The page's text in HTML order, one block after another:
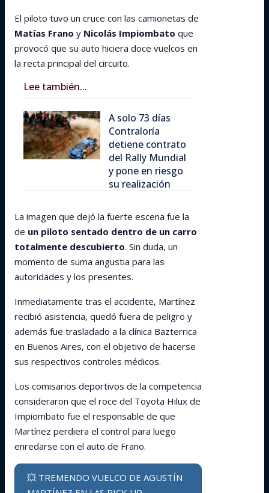
El piloto tuvo un cruce con las camionetas de
Matías Frano y Nicolás Impiombato que
provocó que su auto hiciera doce vuelcos en
la recta principal del circuito.
Lee también...
A solo 73 días
Contraloría
detiene contrato
del Rally Mundial
y pone en riesgo
su realización
La imagen que dejó la fuerte escena fue la
de un piloto sentado dentro de un carro
totalmente descubierto. Sin duda, un
momento de suma angustia para las
autoridades y los presentes.
Inmediatamente tras el accidente, Martínez
recibió asistencia, quedó fuera de peligro y
además fue trasladado a la clínica Bazterrica
en Buenos Aires, con el objetivo de hacerse
sus respectivos controles médicos.
Los comisarios deportivos de la competencia
consideraron que el roce del Toyota Hilux de
Impiombato fue el responsable de que
Martínez perdiera el control para luego
enredarse con el auto de Frano.
💥 TREMENDO VUELCO DE AGUSTÍN